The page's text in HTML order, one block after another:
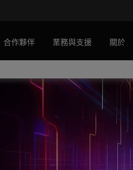
合作夥伴 業務與支援 關於